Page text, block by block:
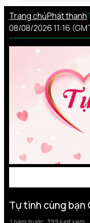
Trang chủPhát thanh
08/08/2026 11:16
Tự tình cùng bạn